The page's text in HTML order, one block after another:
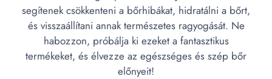
segítenek csökkenteni a bőrhibákat, hidratálni a bőrt,
és visszaállítani annak természetes ragyogását. Ne
habozzon, próbálja ki ezeket a fantasztikus
termékeket, és élvezze az egészséges és szép bőr
előnyeit!